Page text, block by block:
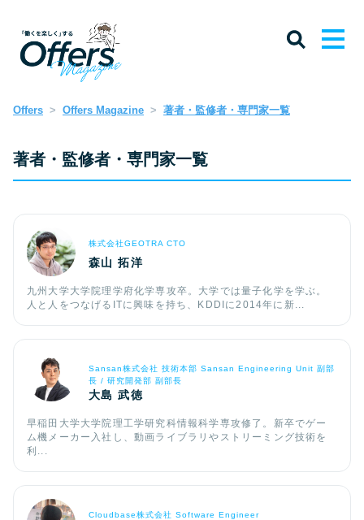
Offers Offers Magazine 著者・監修者・専門家一覧
著者・監修者・専門家一覧
株式会社GEOTRA CTO
森山 拓洋
九州大学大学院理学府化学専攻卒。大学では量子化学を学ぶ。
人と人をつなげるITに興味を持ち、KDDIに2014年に新...
Sansan株式会社 技術本部 Sansan Engineering Unit 副部
長 / 研究開発部 副部長
大島 武徳
早稲田大学大学院理工学研究科情報科学専攻修了。新卒でゲー
ム機メーカー入社し、動画ライブラリやストリーミング技術を
利...
Cloudbase株式会社 Software Engineer